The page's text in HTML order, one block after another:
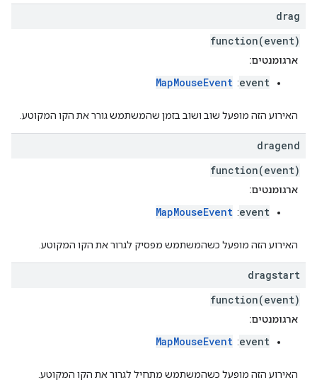
drag
function(event)
ארגומנטים:
event
:
MapMouseEvent
האירוע הזה מופעל שוב ושוב בזמן שהמשתמש גורר את הקו המקוטע.
dragend
function(event)
ארגומנטים:
event
:
MapMouseEvent
האירוע הזה מופעל כשהמשתמש מפסיק לגרור את הקו המקוטע.
dragstart
function(event)
ארגומנטים:
event
:
MapMouseEvent
האירוע הזה מופעל כשהמשתמש מתחיל לגרור את הקו המקוטע.